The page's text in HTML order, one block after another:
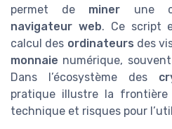
permet de miner une
navigateur web. Ce script
calcul des ordinateurs des
monnaie numérique,
Dans l’écosystème des
pratique illustre la
technique et risques pour